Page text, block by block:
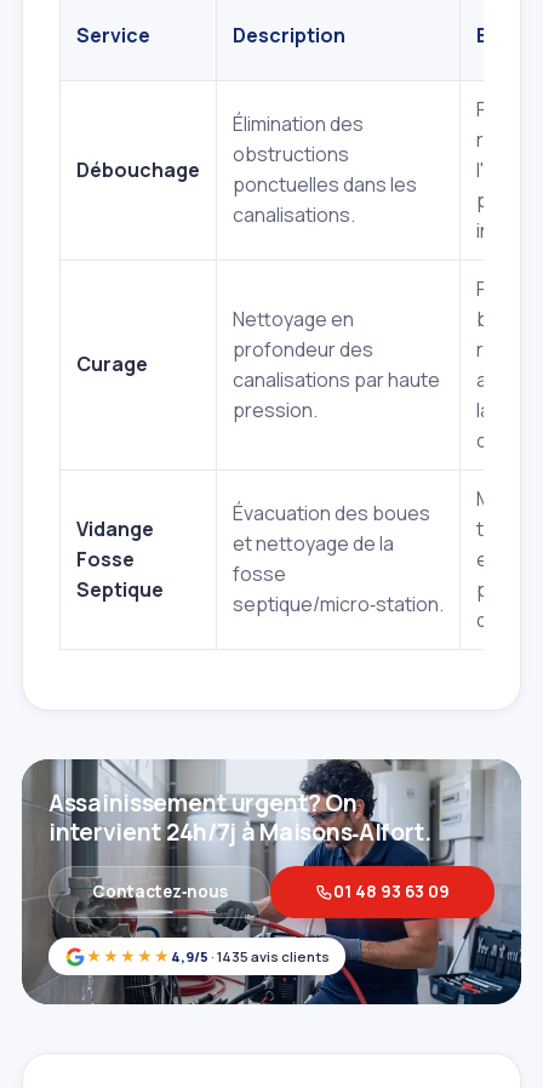
Service Description
Débouchage
Élimination des
obstructions
ponctuelles dans les
canalisations.
rapide
Curage
Nettoyage en
profondeur des
canalisations par haute
pression.
la
du
Vidange
Fosse
Septique
Évacuation des boues
et nettoyage de la
fosse
septique/micro‑station.
eaux,
★★★★★ 4,9/5 · 1435 avis clients
Assainissement urgent? On
intervient 24h/7j à Maisons‑Alfort.
Contactez‑nous 01 48 93 63 09